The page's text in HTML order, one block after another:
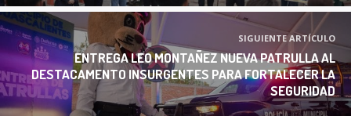
SIGUIENTE ARTÍCULO
ENTREGA LEO MONTAÑEZ NUEVA PATRULLA AL
DESTACAMENTO INSURGENTES PARA FORTALECER LA
SEGURIDAD